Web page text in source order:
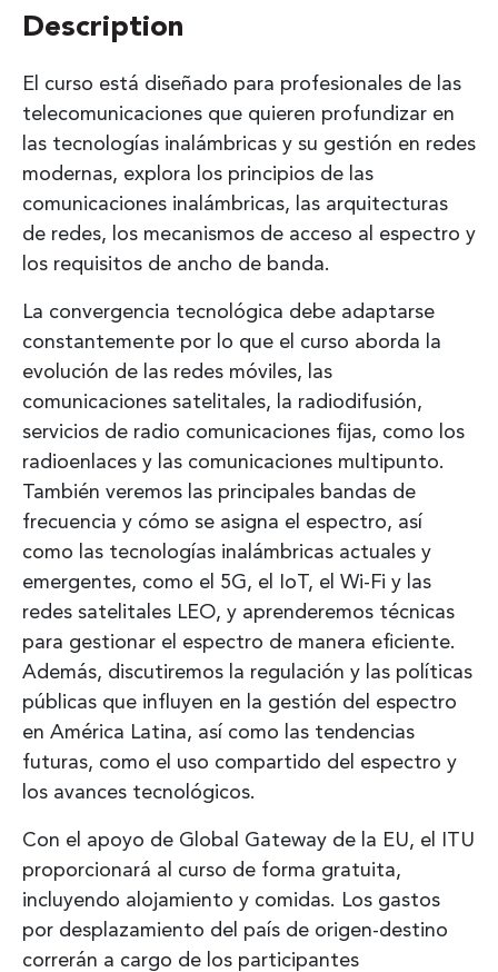
Description
El curso está diseñado para profesionales de las
telecomunicaciones que quieren profundizar en
las tecnologías inalámbricas y su gestión en redes
modernas, explora los principios de las
comunicaciones inalámbricas, las arquitecturas
de redes, los mecanismos de acceso al espectro y
los requisitos de ancho de banda.
La convergencia tecnológica debe adaptarse
constantemente por lo que el curso aborda la
evolución de las redes móviles, las
comunicaciones satelitales, la radiodifusión,
servicios de radio comunicaciones fijas, como los
radioenlaces y las comunicaciones multipunto.
También veremos las principales bandas de
frecuencia y cómo se asigna el espectro, así
como las tecnologías inalámbricas actuales y
emergentes, como el 5G, el IoT, el Wi-Fi y las
redes satelitales LEO, y aprenderemos técnicas
para gestionar el espectro de manera eficiente.
Además, discutiremos la regulación y las políticas
públicas que influyen en la gestión del espectro
en América Latina, así como las tendencias
futuras, como el uso compartido del espectro y
los avances tecnológicos.
Con el apoyo de Global Gateway de la EU, el ITU
proporcionará al curso de forma gratuita,
incluyendo alojamiento y comidas. Los gastos
por desplazamiento del país de origen-destino
correrán a cargo de los participantes